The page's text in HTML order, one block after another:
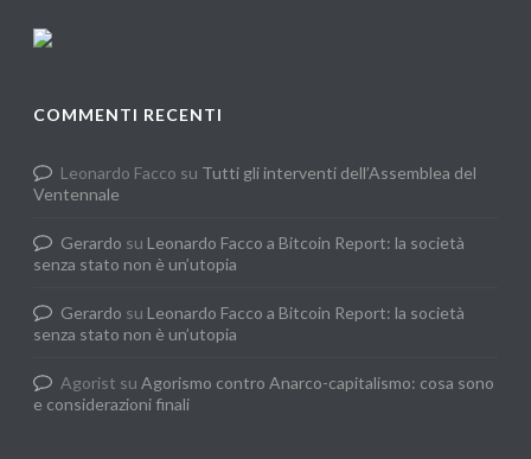
COMMENTI RECENTI
Leonardo Facco su Tutti gli interventi dell’Assemblea del
Ventennale
Gerardo su Leonardo Facco a Bitcoin Report: la società
senza stato non è un’utopia
Gerardo su Leonardo Facco a Bitcoin Report: la società
senza stato non è un’utopia
Agorist suAgorismo contro Anarco-capitalismo: cosa sono
e considerazioni finali